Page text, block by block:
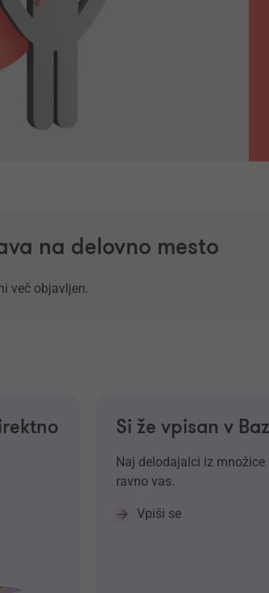
na delovno mesto
več objavljen.
Si že vpisan v
Naj delodajalci iz
ravno vas.
Vpiši se